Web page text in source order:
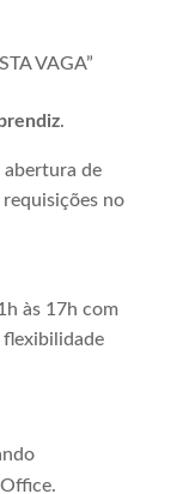
VAGA”
.
de
no
às 17h com